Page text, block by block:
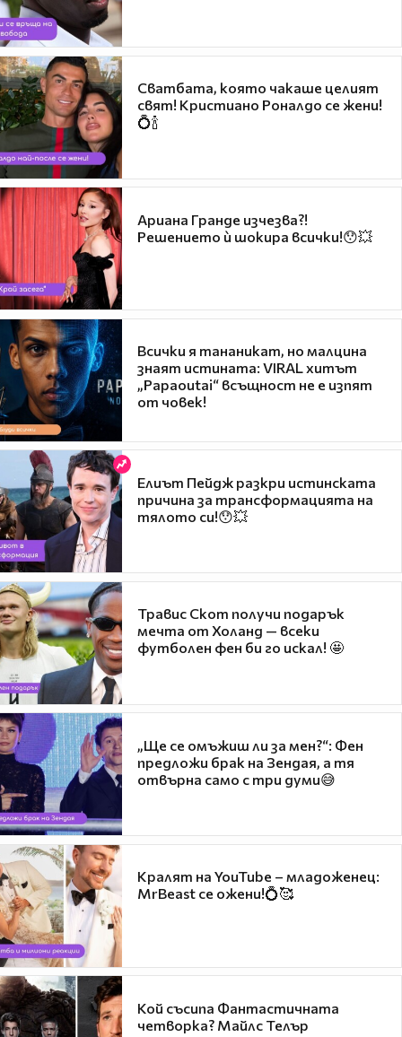
Сватбата, която чакаше целият
свят! Кристиано Роналдо се жени!
💍🍾
Ариана Гранде изчезва?!
Решението ѝ шокира всички!😯💥
Всички я тананикат, но малцина
знаят истината: VIRAL хитът
„Papaoutai“ всъщност не е изпят
от човек!
Елиът Пейдж разкри истинската
причина за трансформацията на
тялото си!😯💥
Травис Скот получи подарък
мечта от Холанд — всеки
футболен фен би го искал! 🤩
„Ще се омъжиш ли за мен?“: Фен
предложи брак на Зендая, а тя
отвърна само с три думи😅
Кралят на YouTube – младоженец:
MrBeast се ожени!💍🥰
Кой съсипа Фантастичната
четворка? Майлс Телър